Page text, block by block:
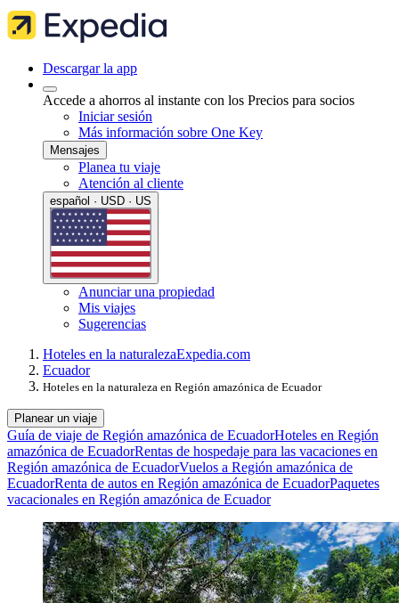
Descargar la app
Accede a ahorros al instante con los Precios para socios
Iniciar sesión
Más información sobre One Key
Mensajes
Planea tu viaje
Atención al cliente
español · USD · US
Anunciar una propiedad
Mis viajes
Sugerencias
Hoteles en la naturalezaExpedia.com
Ecuador
Hoteles en la naturaleza en Región amazónica de Ecuador
Planear un viaje
Guía de viaje de Región amazónica de EcuadorHoteles en Región
amazónica de EcuadorRentas de hospedaje para las vacaciones en
Región amazónica de EcuadorVuelos a Región amazónica de
EcuadorRenta de autos en Región amazónica de EcuadorPaquetes
vacacionales en Región amazónica de Ecuador